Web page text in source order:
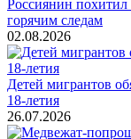
Россиянин
горячим следам
02.08.2026
Детей мигрантов
18-летия
26.07.2026